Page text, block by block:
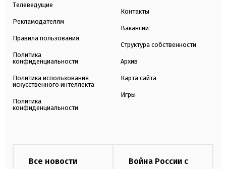
Телеведущие
Рекламодателям
Правила пользования
Политика
конфиденциальности
Политика использования
искусственного интеллекта
Политика
конфиденциальности
Контакты
Вакансии
Структура собственности
Архив
Карта сайта
Игры
Все новости
Война России с